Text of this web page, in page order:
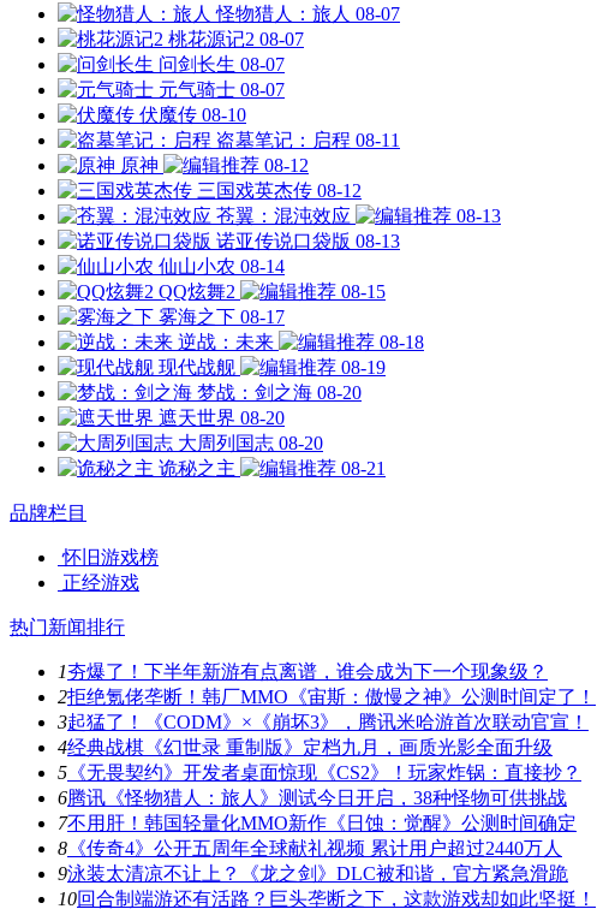
怪物猎人：旅人 08-07
桃花源记2 08-07
问剑长生 08-07
元气骑士 08-07
伏魔传 08-10
盗墓笔记：启程 08-11
原神
08-12
三国戏英杰传 08-12
苍翼：混沌效应
08-13
诺亚传说口袋版 08-13
仙山小农 08-14
QQ炫舞2
08-15
雾海之下 08-17
逆战：未来
08-18
现代战舰
08-19
梦战：剑之海 08-20
遮天世界 08-20
大周列国志 08-20
诡秘之主
08-21
品牌栏目
怀旧游戏榜
正经游戏
热门新闻排行
1夯爆了！下半年新游有点离谱，谁会成为下一个现象级？
2拒绝氪佬垄断！韩厂MMO《宙斯：傲慢之神》公测时间定了！
3起猛了！《CODM》×《崩坏3》，腾讯米哈游首次联动官宣！
4经典战棋《幻世录 重制版》定档九月，画质光影全面升级
5 《无畏契约》开发者桌面惊现《CS2》！玩家炸锅：直接抄？
6腾讯《怪物猎人：旅人》测试今日开启，38种怪物可供挑战
7不用肝！韩国轻量化MMO新作《日蚀：觉醒》公测时间确定
8 《传奇4》公开五周年全球献礼视频 累计用户超过2440万人
9泳装太清凉不让上？《龙之剑》DLC被和谐，官方紧急滑跪
10回合制端游还有活路？巨头垄断之下，这款游戏却如此坚挺！